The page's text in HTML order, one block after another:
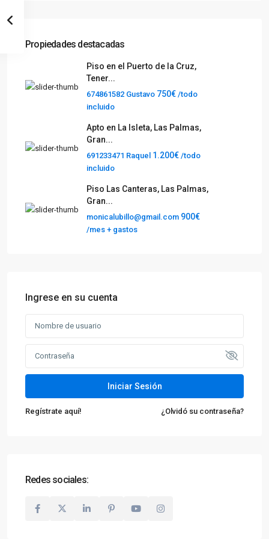
Propiedades destacadas
Piso en el Puerto de la Cruz,
Tener...
674861582 Gustavo 750€ /todo
incluido
Apto en La Isleta, Las Palmas,
Gran...
691233471 Raquel 1.200€ /todo
incluido
Piso Las Canteras, Las Palmas,
Gran...
monicalubillo@gmail.com 900€
/mes + gastos
Ingrese en su cuenta
Iniciar Sesión
Regístrate aquí! ¿Olvidó su contraseña?
Redes sociales: